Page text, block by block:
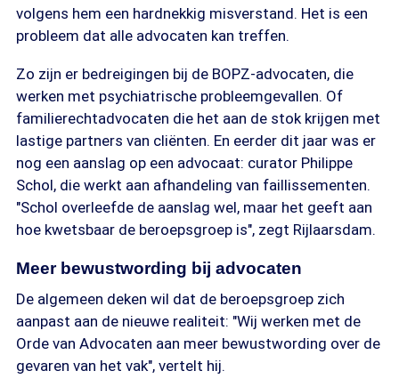
volgens hem een hardnekkig misverstand. Het is een
probleem dat alle advocaten kan treffen.
Zo zijn er bedreigingen bij de BOPZ-advocaten, die
werken met psychiatrische probleemgevallen. Of
familierechtadvocaten die het aan de stok krijgen met
lastige partners van cliënten. En eerder dit jaar was er
nog een aanslag op een advocaat: curator Philippe
Schol, die werkt aan afhandeling van faillissementen.
"Schol overleefde de aanslag wel, maar het geeft aan
hoe kwetsbaar de beroepsgroep is", zegt Rijlaarsdam.
Meer bewustwording bij advocaten
De algemeen deken wil dat de beroepsgroep zich
aanpast aan de nieuwe realiteit: "Wij werken met de
Orde van Advocaten aan meer bewustwording over de
gevaren van het vak", vertelt hij.